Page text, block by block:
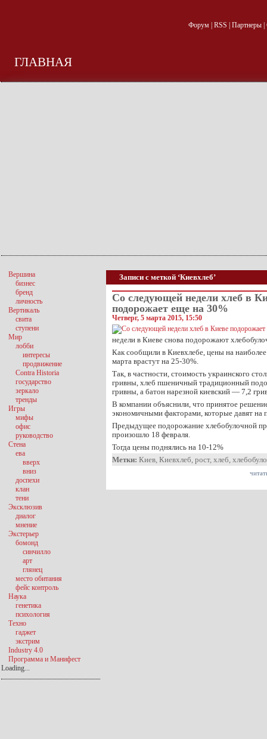
Форум| RSS Партнеры|
ГЛАВНАЯ
Записи с меткой ‘Киевхлеб’
Со следующей недели хлеб в
подорожает еще на 30%
Четверг, 5 марта 2015, 15:50
недели в Киеве снова подорожают
Как сообщили в Киевхлебе, цены на
марта врастут на 25-30%.
Так, в частности, стоимость украинского
гривны, хлеб пшеничный традиционный
гривны, а батон нарезной киевский — 7,2
В компании объяснили, что принятое
экономичными факторами, которые давят на
Предыдущее подорожание хлебобулочной
произошло 18 февраля.
Тогда цены поднялись на 10-12%
Метки: Киев, Киевхлеб, рост, хлеб,
Вершина
бизнес
бренд
личность
Вертикаль
свита
ступени
Мир
лобби
интересы
продвижение
Contra Historia
государство
зеркало
тренды
Игры
мифы
офис
руководство
Стена
ева
вверх
вниз
доспехи
клан
тени
Эксклюзив
диалог
мнение
Экстерьер
бомонд
синчилло
арт
глянец
место обитания
фейс контроль
Наука
генетика
психология
Техно
гаджет
экстрим
Industry 4.0
Программа и Манифест
Loading...